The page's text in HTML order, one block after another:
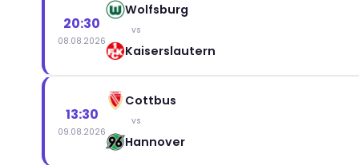
20:30
08.08.2026
Wolfsburg
vs
Kaiserslautern
13:30
09.08.2026
Cottbus
vs
Hannover